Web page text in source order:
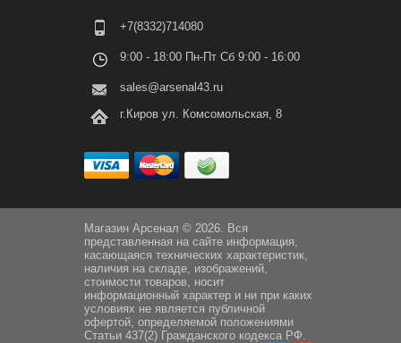
+7(8332)714080
9:00 - 18:00 Пн-Пт Сб 9:00 - 16:00
sales@arsenal43.ru
г.Киров ул. Комсомольская, 8
Магазин Арсенал © 2026. Вся
представленная на сайте информация,
касающаяся технических характеристик,
наличия на складе, изображений,
стоимости товаров, носит
информационный характер и ни при каких
условиях не является публичной
офертой, определяемой положениями
Статьи 437(2) Гражданского кодекса РФ.